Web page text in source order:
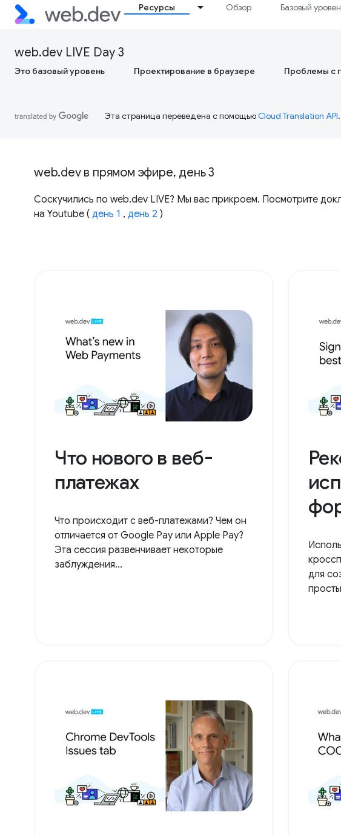
Ресурсы Обзор Базовый
web.dev LIVE Day 3
Это базовый уровень Проектирование в браузере Проблемы с
Эта страница переведена с помощьюCloud Translation API.
web.dev в прямом эфире, день 3
Соскучились по web.dev LIVE? Мы вас прикроем. Посмотрите
на Youtube ( день 1 , день 2 )
Что нового в веб-
платежах
Что происходит с веб-платежами? Чем он
отличается от Google Pay или Apple Pay?
Эта сессия развенчивает некоторые
заблуждения...
для